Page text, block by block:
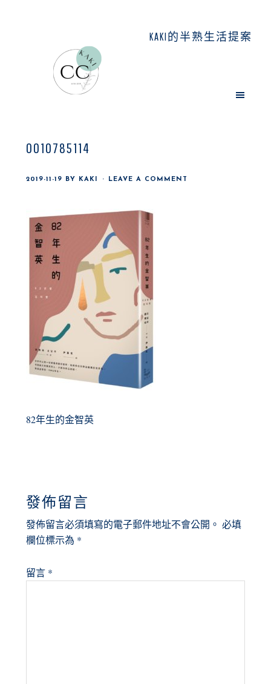
KAKI的半熟生活提案
0010785114
2019-11-19 BY KAKI LEAVE A COMMENT
82年生的金智英
INTERACTIONS
發佈留言
發佈留言必須填寫的電子郵件地址不會公開。 必填
欄位標示為 *
留言 *